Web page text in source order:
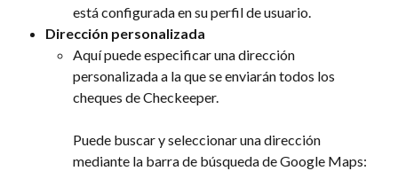
está configurada en su perfil de usuario.
Dirección personalizada
Aquí puede especificar una dirección
personalizada a la que se enviarán todos los
cheques de Checkeeper.
Puede buscar y seleccionar una dirección
mediante la barra de búsqueda de Google Maps: